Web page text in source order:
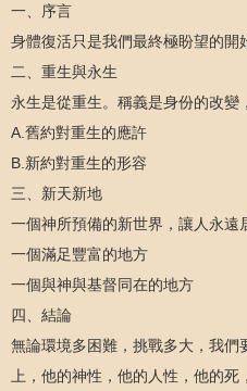
一、序言
身體復活只是我們最終極盼望的開
二、重生與永生
永生是從重生。稱義是身份的改變
A.舊約對重生的應許
B.新約對重生的形容
三、新天新地
一個神所預備的新世界，讓人永遠
一個滿足豐富的地方
一個與神與基督同在的地方
四、結論
無論環境多困難，挑戰多大，我
上，他的神性，他的人性，他的